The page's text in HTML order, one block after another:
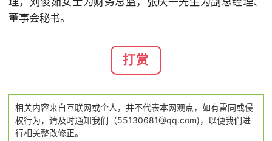
董事会秘书。
打赏
相关内容来自互联网或个人，并不代表本网观点，如有雷同或侵
权行为，请及时通知我们（55130681@qq.com)，以便我们进
行相关整改修正。